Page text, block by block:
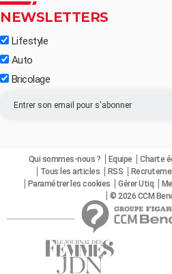
NEWSLETTERS
Lifestyle
Auto
Bricolage
Qui sommes-nous ? Equipe Charte
Tous les articles
RSS
Paramétrer les cookies
Gérer Utiq
© 2026 CCM